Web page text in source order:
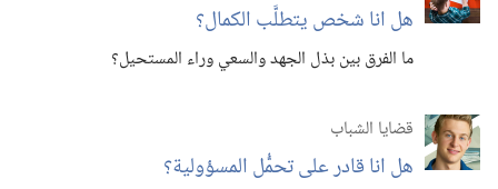
هل انا شخص يتطلَّب الكمال؟‏
ما الفرق بين بذل الجهد والسعي وراء المستحيل؟‏
قضايا الشباب
هل انا قادر على تحمُّل المسؤولية؟‏